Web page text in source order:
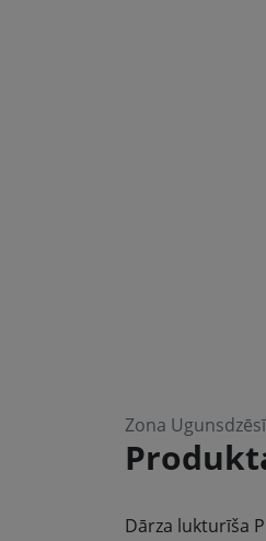
Zona
Dārza lukturīša